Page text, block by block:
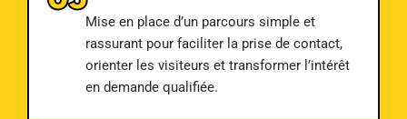
Mise en place d’un parcours simple et
rassurant pour faciliter la prise de contact,
orienter les visiteurs et transformer l’intérêt
en demande qualifiée.